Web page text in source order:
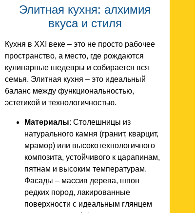
Элитная кухня: алхимия
вкуса и стиля
Кухня в XXI веке – это не просто рабочее
пространство, а место, где рождаются
кулинарные шедевры и собирается вся
семья. Элитная кухня – это идеальный
баланс между функциональностью,
эстетикой и технологичностью.
Материалы: Столешницы из
натурального камня (гранит, кварцит,
мрамор) или высокотехнологичного
композита, устойчивого к царапинам,
пятнам и высоким температурам.
Фасады – массив дерева, шпон
редких пород, лакированные
поверхности с идеальным глянцем